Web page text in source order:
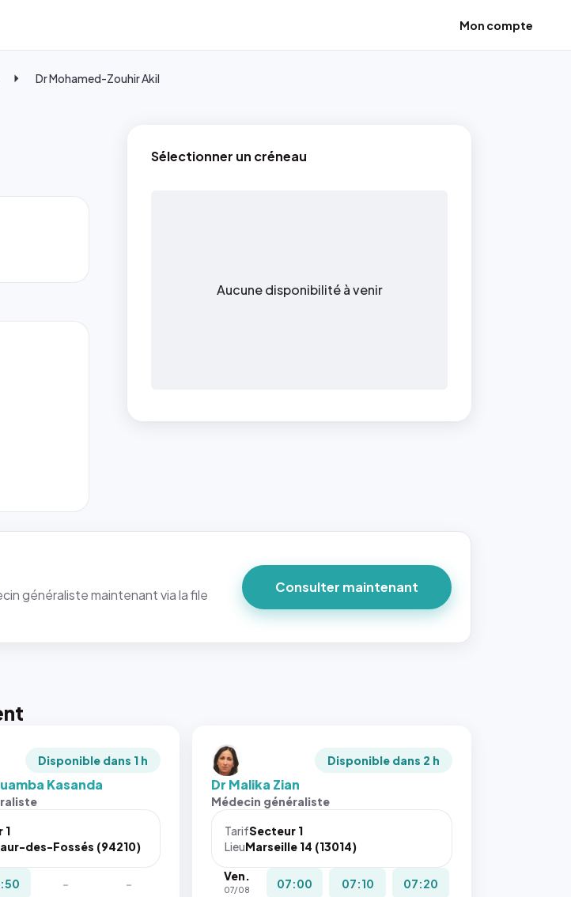
Mon compte
Dr Mohamed-Zouhir Akil
Sélectionner un créneau
Aucune disponibilité à venir
généraliste maintenant via la file
Consulter maintenant
Disponible dans 1 h
Kasanda
1
des-Fossés (94210)
- -
Disponible dans 2 h
Dr Malika Zian
Médecin généraliste
TarifSecteur 1
LieuMarseille 14 (13014)
Ven.
07/08 07:00 07:10 07:20